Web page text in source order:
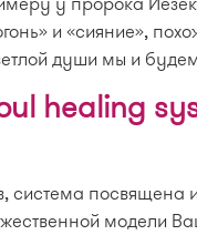
и «сияние»,
души мы и
healing
система посвящена
модели